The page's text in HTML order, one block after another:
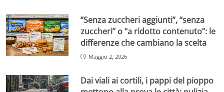
“Senza zuccheri aggiunti”, “senza
zuccheri” o “a ridotto contenuto”: le
differenze che cambiano la scelta
Maggio 2, 2026
Dai viali ai cortili, i pappi del pioppo